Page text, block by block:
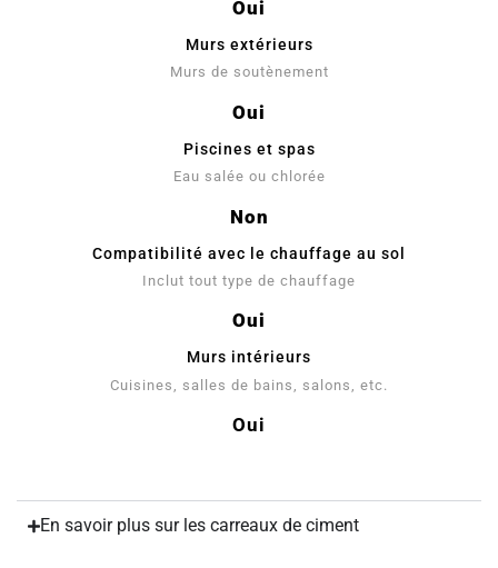
Oui
Murs extérieurs
Murs de soutènement
Oui
Piscines et spas
Eau salée ou chlorée
Non
Compatibilité avec le chauffage au sol
Inclut tout type de chauffage
Oui
Murs intérieurs
Cuisines, salles de bains, salons, etc.
Oui
En savoir plus sur les carreaux de ciment